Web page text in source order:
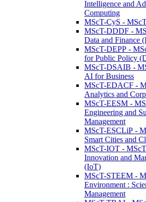
Intelligence and
Computing
MScT-CyS -
MScT-DDDF -
Data and Finance
MScT-DEPP -
for Public Policy
MScT-DSAIB -
AI for Business
MScT-EDACF -
Analytics and
MScT-EESM -
Engineering and
Management
MScT-ESCLiP -
Smart Cities and
MScT-IOT -
Innovation and
(IoT)
MScT-STEEM -
Environment :
Management